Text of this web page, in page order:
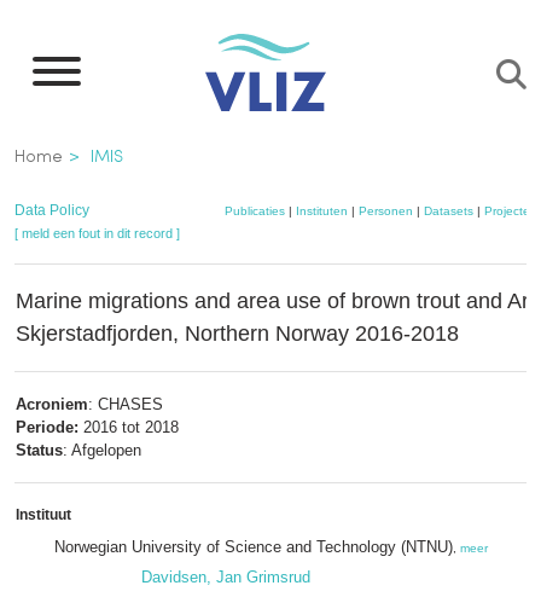
naar
inhoud
gaan
Kruimelpad
Home IMIS
Data Policy Publicaties | Instituten | Personen | Datasets | Projecten
[ meld een fout in dit record ]
Marine migrations and area use of brown trout and
Skjerstadfjorden, Northern Norway 2016-2018
Acroniem: CHASES
Periode: 2016 tot 2018
Status: Afgelopen
Instituut
Norwegian University of Science and Technology (NTNU) meer
Davidsen, Jan Grimsrud